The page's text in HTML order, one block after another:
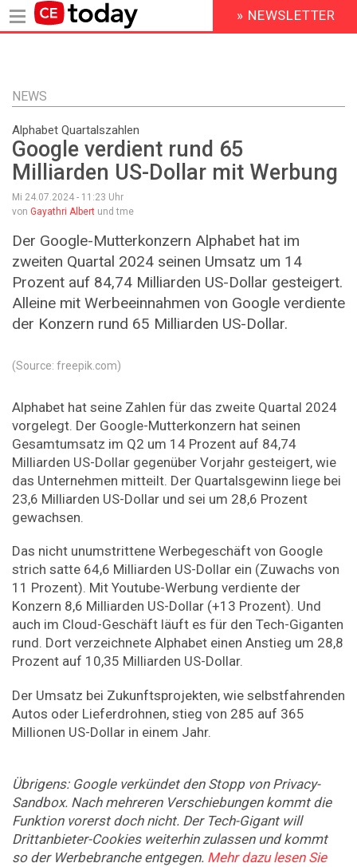
Inhalt
HEADER
MENU
» NEWSLETTER
NEWS
Alphabet Quartalszahlen
Google verdient rund 65
Milliarden US-Dollar mit Werbung
Mi 24.07.2024 - 11:23 Uhr
von Gayathri Albert und tme
Der Google-Mutterkonzern Alphabet hat im
zweiten Quartal 2024 seinen Umsatz um 14
Prozent auf 84,74 Milliarden US-Dollar gesteigert.
Alleine mit Werbeeinnahmen von Google verdiente
der Konzern rund 65 Milliarden US-Dollar.
(Source: freepik.com)
Alphabet hat seine Zahlen für das zweite Quartal 2024
vorgelegt. Der Google-Mutterkonzern hat seinen
Gesamtumsatz im Q2 um 14 Prozent auf 84,74
Milliarden US-Dollar gegenüber Vorjahr gesteigert, wie
das Unternehmen mitteilt. Der Quartalsgewinn liege bei
23,6 Milliarden US-Dollar und sei um 28,6 Prozent
gewachsen.
Das nicht unumstrittene Werbegeschäft von Google
strich satte 64,6 Milliarden US-Dollar ein (Zuwachs von
11 Prozent). Mit Youtube-Werbung verdiente der
Konzern 8,6 Milliarden US-Dollar (+13 Prozent). Und
auch im Cloud-Geschäft läuft es für den Tech-Giganten
rund. Dort verzeichnete Alphabet einen Anstieg um 28,8
Prozent auf 10,35 Milliarden US-Dollar.
Der Umsatz bei Zukunftsprojekten, wie selbstfahrenden
Autos oder Lieferdrohnen, stieg von 285 auf 365
Millionen US-Dollar in einem Jahr.
Übrigens: Google verkündet den Stopp von Privacy-
Sandbox. Nach mehreren Verschiebungen kommt die
Funktion vorerst doch nicht. Der Tech-Gigant will
Drittanbieter-Cookies weiterhin zulassen und kommt
so der Werbebranche entgegen. Mehr dazu lesen Sie